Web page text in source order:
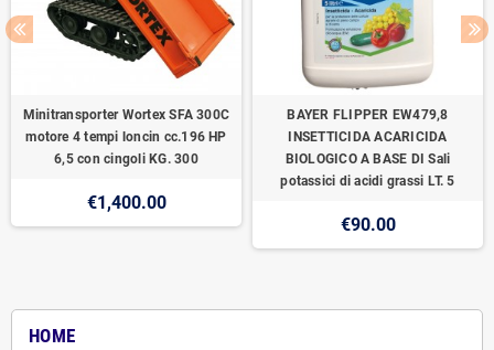
HOME
Minitransporter Wortex SFA 300C
motore 4 tempi loncin cc.196 HP
6,5 con cingoli KG. 300
€1,400.00
BAYER FLIPPER EW479,8
INSETTICIDA ACARICIDA
BIOLOGICO A BASE DI Sali
potassici di acidi grassi LT. 5
€90.00